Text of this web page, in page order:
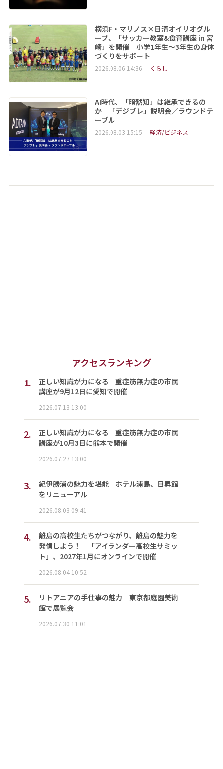
横浜F・マリノス×日清オイリオグル
ープ、「サッカー教室&食育講座 in 宮
崎」を開催 小学1年生～3年生の身体
づくりをサポート
2026.08.06 14:36 くらし
AI時代、「暗黙知」は継承できるの
か 「デジブレ」説明会／ラウンドテ
ーブル
2026.08.03 15:15 経済/ビジネス
アクセスランキング
1.
正しい知識が力になる 重症筋無力症の市民
講座が9月12日に愛知で開催
2026.07.13 13:00
2.
正しい知識が力になる 重症筋無力症の市民
講座が10月3日に熊本で開催
2026.07.27 13:00
3.
紀伊勝浦の魅力を堪能 ホテル浦島、日昇館
をリニューアル
2026.08.03 09:41
4.
離島の高校生たちがつながり、離島の魅力を
発信しよう！ 「アイランダー高校生サミッ
ト」、2027年1月にオンラインで開催
2026.08.04 10:52
5.
リトアニアの手仕事の魅力 東京都庭園美術
館で展覧会
2026.07.30 11:01